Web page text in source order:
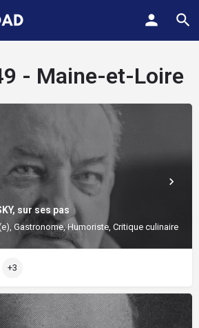
- Maine-et-Loire
sur ses pas
Gastronome, Humoriste, Critique culinaire
+3